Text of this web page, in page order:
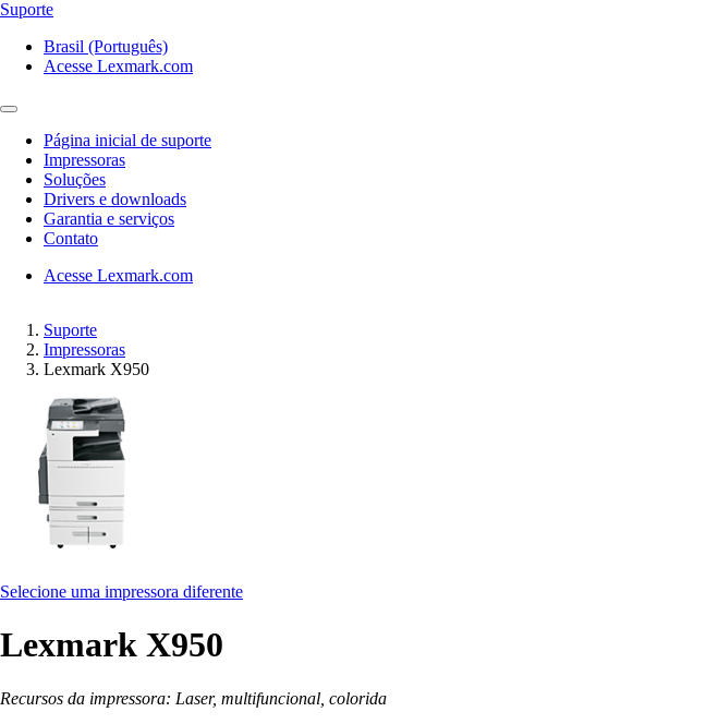
Suporte
Brasil (Português)
Acesse Lexmark.com
Página inicial de suporte
Impressoras
Soluções
Drivers e downloads
Garantia e serviços
Contato
Acesse Lexmark.com
Suporte
Impressoras
Lexmark X950
Selecione uma impressora diferente
Lexmark X950
Recursos da impressora: Laser, multifuncional, colorida